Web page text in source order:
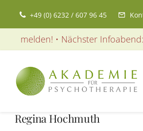
Inhalt
springen
+49 (0) 6232 / 607 96 45
• Nächster Infoabend:
Regina Hochmuth